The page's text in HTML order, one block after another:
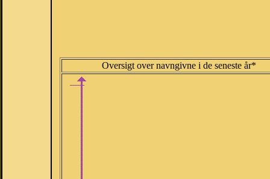
Oversigt over navngivne i de seneste år*